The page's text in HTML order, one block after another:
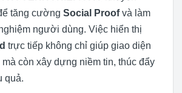
tăng cường Social Proofvà làm
người dùng. Việc hiển thị
trực tiếp không chỉ giúp giao diện
còn xây dựng niềm tin, thúc đẩy
quả.